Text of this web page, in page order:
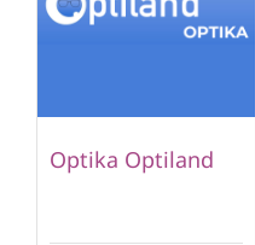
Optika Optiland